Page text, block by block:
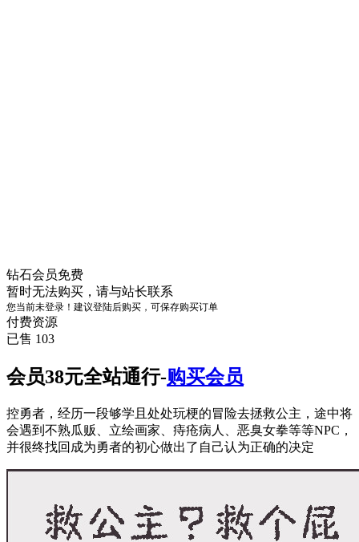
钻石会员免费
暂时无法购买，请与站长联系
您当前未登录！建议登陆后购买，可保存购买订单
付费资源
已售 103
会员38元全站通行-购买会员
控勇者，经历一段够学且处处玩梗的冒险去拯救公主，途中将
会遇到不熟瓜贩、立绘画家、痔疮病人、恶臭女拳等等NPC，
并很终找回成为勇者的初心做出了自己认为正确的决定